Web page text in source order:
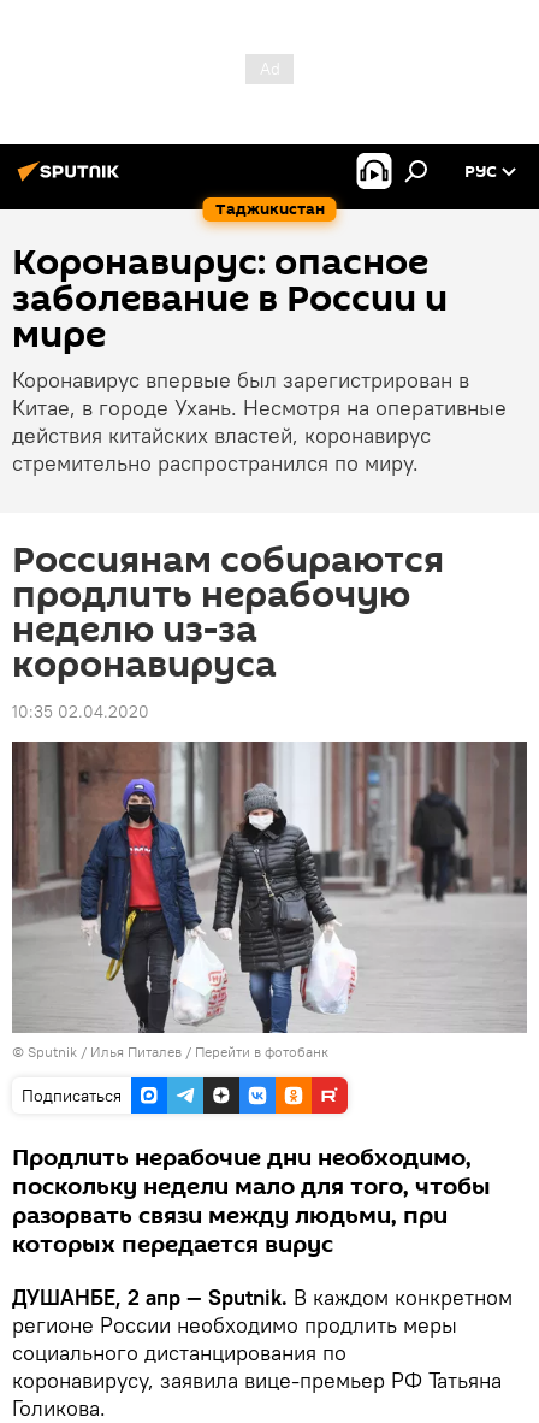
Таджикистан
РУС
Коронавирус: опасное
заболевание в России и
мире
Коронавирус впервые был зарегистрирован в
Китае, в городе Ухань. Несмотря на оперативные
действия китайских властей, коронавирус
стремительно распространился по миру.
Россиянам собираются
продлить нерабочую
неделю из-за
коронавируса
10:35 02.04.2020
© Sputnik / Илья Питалев / Перейти в фотобанк
Подписаться
Продлить нерабочие дни необходимо,
поскольку недели мало для того, чтобы
разорвать связи между людьми, при
которых передается вирус
ДУШАНБЕ, 2 апр — Sputnik. В каждом конкретном
регионе России необходимо продлить меры
социального дистанцирования по
коронавирусу, заявила вице-премьер РФ Татьяна
Голикова.